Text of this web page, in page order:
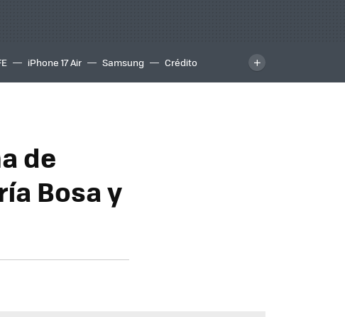
iPhone 17 Air Samsung
Crédito
de
Bosa y